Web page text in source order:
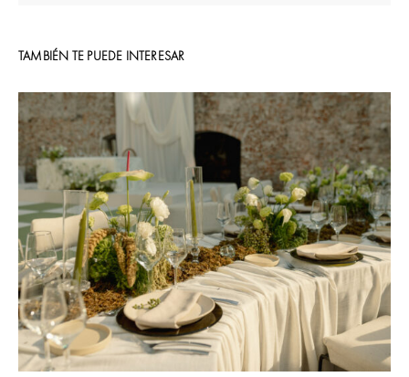
TAMBIÉN TE PUEDE INTERESAR